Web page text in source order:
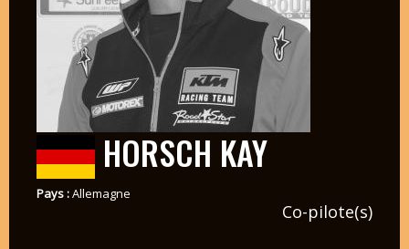
HORSCH KAY
Pays :Allemagne
Co-pilote(s)